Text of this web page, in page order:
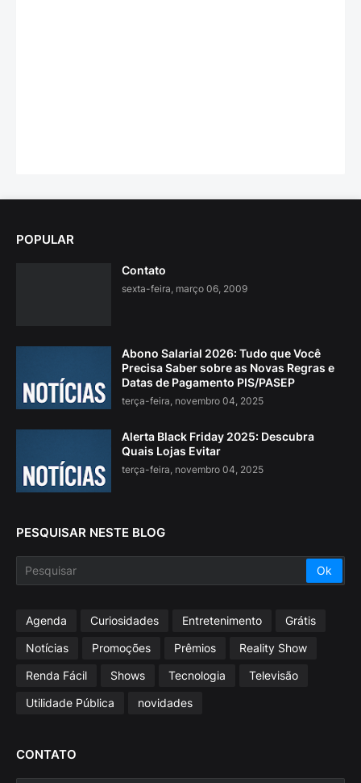
POPULAR
Contato
sexta-feira, março 06, 2009
Abono Salarial 2026: Tudo que Você
Precisa Saber sobre as Novas Regras e
Datas de Pagamento PIS/PASEP
terça-feira, novembro 04, 2025
Alerta Black Friday 2025: Descubra
Quais Lojas Evitar
terça-feira, novembro 04, 2025
PESQUISAR NESTE BLOG
Agenda Curiosidades Entretenimento
Grátis
Notícias
Promoções Prêmios
Reality Show
Renda Fácil
Shows Tecnologia
Televisão
Utilidade Pública
novidades
CONTATO